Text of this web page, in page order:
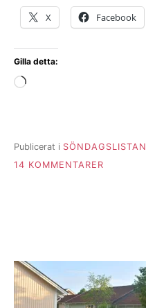
X Facebook
Gilla detta:
Laddar
Publicerat i SÖNDAGSLISTAN
14 KOMMENTARER